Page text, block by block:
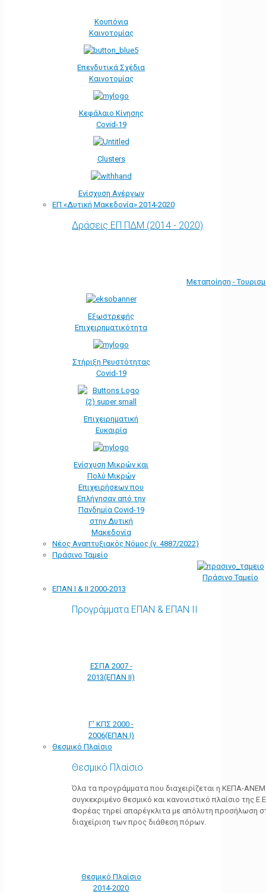
Κουπόνια
Καινοτομίας
Επενδυτικά Σχέδια
Καινοτομίας
Κεφάλαιο Κίνησης
Covid-19
Clusters
Ενίσχυση Ανέργων
ΕΠ «Δυτική Μακεδονία» 2014-2020
Δράσεις ΕΠ ΠΔΜ (2014 - 2020)
Μεταποίηση -
Εξωστρεφής
Επιχειρηματικότητα
Στήριξη Ρευστότητας
Covid-19
Επιχειρηματική
Ευκαιρία
Ενίσχυση Μικρών και
Πολύ Μικρών
Επιχειρήσεων που
Επλήγησαν από την
Πανδημία Covid-19
στην Δυτική
Μακεδονία
Νέος Αναπτυξιακός Νόμος (ν. 4887/2022)
Πράσινο Ταμείο
Πράσινο Ταμείο
ΕΠΑΝ Ι & ΙΙ 2000-2013
Προγράμματα ΕΠΑΝ & ΕΠΑΝ ΙΙ
ΕΣΠΑ 2007 -
2013(ΕΠΑΝ ΙΙ)
Γ' ΚΠΣ 2000 -
2006(ΕΠΑΝ Ι)
Θεσμικό Πλαίσιο
Θεσμικό Πλαίσιο
Όλα τα προγράμματα που διαχειρίζεται η ΚΕΠΑ-
συγκεκριμένο θεσμικό και κανονιστικό πλαίσιο της
Φορέας τηρεί απαρέγκλιτα με απόλυτη προσήλωση
διαχείριση των προς διάθεση πόρων.
Θεσμικό Πλαίσιο
2014-2020